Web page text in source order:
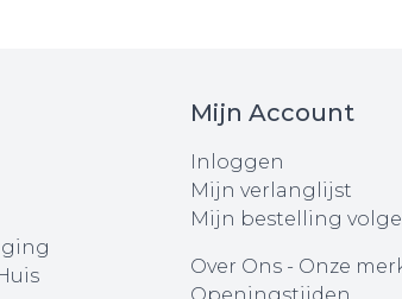
Mijn Account
Inloggen
Mijn verlanglijst
Mijn bestelling
Over Ons- Onze